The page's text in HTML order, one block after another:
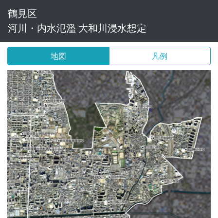
鶴見区
河川・内水氾濫 大和川浸水想定
地図 凡例